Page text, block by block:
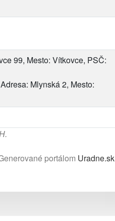
99, Mesto: Vítkovce, PSČ:
Mlynská 2, Mesto:
portálom Uradne.sk